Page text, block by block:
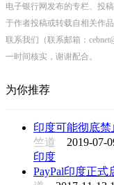
电子银行网发布的专栏、投
于作者投稿或转载自相关作
联系我们（联系邮箱：
一时间核实，谢谢配合。
为你推荐
印度可能彻底禁
竺道 2019-07-
印度
PayPal印度正